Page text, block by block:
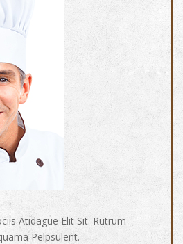
Atidague Elit Sit. Rutrum
Pelpsulent.